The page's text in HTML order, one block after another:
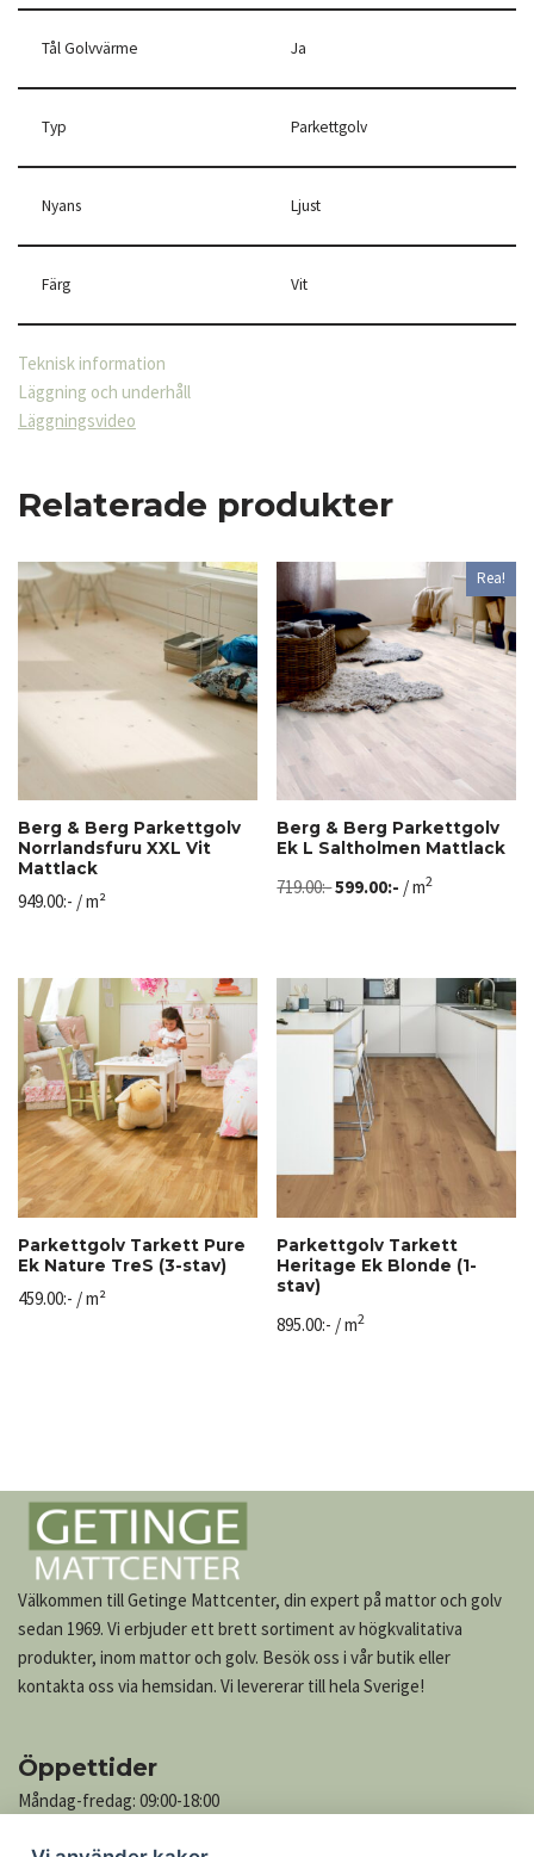
Tål Golvvärme Ja
Typ Parkettgolv
Nyans Ljust
Färg Vit
Teknisk information
Läggning och underhåll
Läggningsvideo
Relaterade produkter
Berg & Berg Parkettgolv
Norrlandsfuru XXL Vit
Mattlack
949.00:- / m²
Rea!
Berg & Berg Parkettgolv
Ek L Saltholmen Mattlack
719.00:-599.00:- / m2
Parkettgolv Tarkett Pure
Ek Nature TreS (3-stav)
459.00:- / m²
Parkettgolv Tarkett
Heritage Ek Blonde (1-
stav)
895.00:- / m2
Välkommen till Getinge Mattcenter, din expert på mattor och golv
sedan 1969. Vi erbjuder ett brett sortiment av högkvalitativa
produkter, inom mattor och golv. Besök oss i vår butik eller
kontakta oss via hemsidan. Vi levererar till hela Sverige!
Öppettider
Måndag-fredag: 09:00-18:00